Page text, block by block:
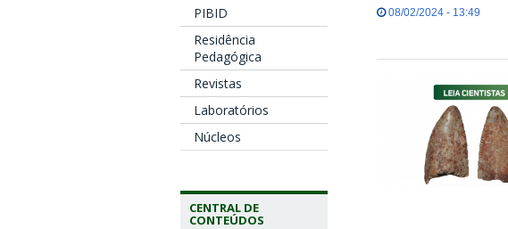
PIBID
Residência
Pedagógica
Revistas
Laboratórios
Núcleos
CENTRAL DE
CONTEÚDOS
08/02/2024 - 13:49